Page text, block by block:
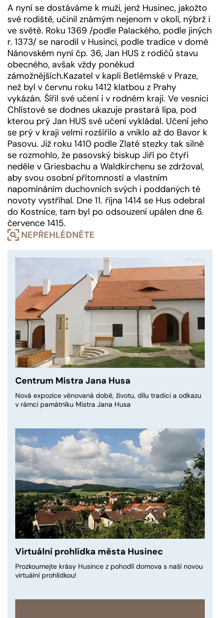
A nyní se dostáváme k muži, jenž Husinec, jakožto
své rodiště, učinil známým nejenom v okolí, nýbrž i
ve světě. Roku 1369 /podle Palackého, podle jiných
r. 1373/ se narodil v Husinci, podle tradice v domě
Nánovském nyní čp. 36, Jan HUS z rodičů stavu
obecného, avšak vždy poněkud
zámožnějších.Kazatel v kapli Betlémské v Praze,
než byl v červnu roku 1412 klatbou z Prahy
vykázán. Šířil své učení i v rodném kraji. Ve vesnici
Chlístové se dodnes ukazuje prastará lípa, pod
kterou prý Jan HUS své učení vykládal. Učení jeho
se prý v kraji velmi rozšířilo a vniklo až do Bavor k
Pasovu. Již roku 1410 podle Zlaté stezky tak silně
se rozmohlo, že pasovský biskup Jiří po čtyři
neděle v Griesbachu a Waldkirchenu se zdržoval,
aby svou osobní přítomností a vlastním
napomínáním duchovních svých i poddaných té
novoty vystříhal. Dne 11. října 1414 se Hus odebral
do Kostnice, tam byl po odsouzení upálen dne 6.
července 1415.
NEPŘEHLÉDNĚTE
Centrum Mistra Jana Husa
Nová expozice věnovaná době, životu, dílu tradici a odkazu
v rámci památníku Mistra Jana Husa
Virtuální prohlídka města Husinec
Prozkoumejte krásy Husince z pohodlí domova s naší novou
virtuální prohlídkou!